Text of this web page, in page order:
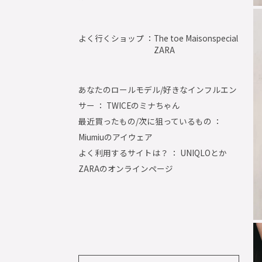
よく行くショップ ： The toe Maisonspecial
ZARA
あなたのロールモデル/好きなインフルエン
サー ： TWICEのミナちゃん
最近買ったもの/次に狙っているもの ：
Miumiuのアイウェア
よく利用するサイトは？ ： UNIQLOとか
ZARAのオンラインページ